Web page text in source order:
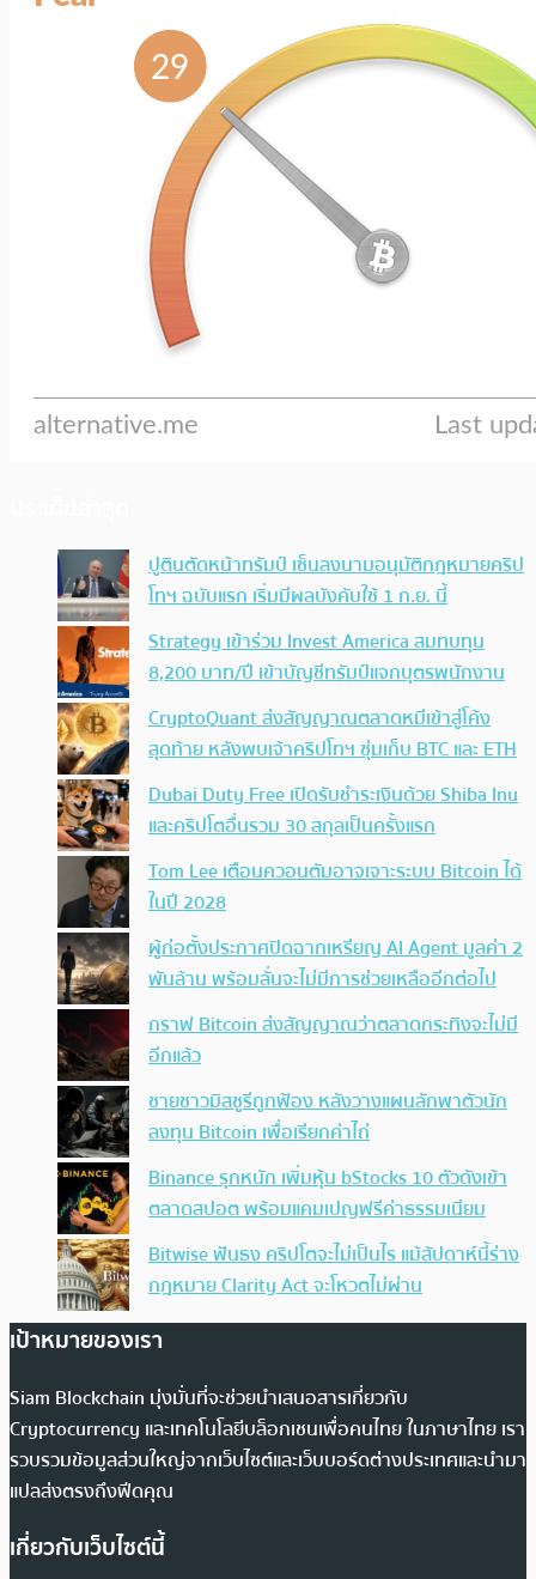
ปูตินตัดหน้าทรัมป์ เซ็นลงนามอนุมัติกฎหมายคริป
โทฯ ฉบับแรก เริ่มมีผลบังคับใช้ 1 ก.ย. นี้
Strategy เข้าร่วม Invest America สมทบทุน
8,200 บาท/ปี เข้าบัญชีทรัมป์แจกบุตรพนักงาน
CryptoQuant ส่งสัญญาณตลาดหมีเข้าสู่โค้ง
สุดท้าย หลังพบเจ้าคริปโทฯ ซุ่มเก็บ BTC และ ETH
Dubai Duty Free เปิดรับชำระเงินด้วย Shiba Inu
และคริปโตอื่นรวม 30 สกุลเป็นครั้งแรก
Tom Lee เตือนควอนตัมอาจเจาะระบบ Bitcoin ได้
ในปี 2028
ผู้ก่อตั้งประกาศปิดฉากเหรียญ AI Agent มูลค่า 2
พันล้าน พร้อมลั่นจะไม่มีการช่วยเหลืออีกต่อไป
กราฟ Bitcoin ส่งสัญญาณว่าตลาดกระทิงจะไม่มี
อีกแล้ว
ชายชาวมิสซูรีถูกฟ้อง หลังวางแผนลักพาตัวนัก
ลงทุน Bitcoin เพื่อเรียกค่าไถ่
Binance รุกหนัก เพิ่มหุ้น bStocks 10 ตัวดังเข้า
ตลาดสปอต พร้อมแคมเปญฟรีค่าธรรมเนียม
Bitwise ฟันธง คริปโตจะไม่เป็นไร แม้สัปดาห์นี้ร่าง
กฎหมาย Clarity Act จะโหวตไม่ผ่าน
เป้าหมายของเรา
Siam Blockchain มุ่งมั่นที่จะช่วยนำเสนอสารเกี่ยวกับ
Cryptocurrency และเทคโนโลยีบล็อกเชนเพื่อคนไทย ในภาษาไทย เรา
รวบรวมข้อมูลส่วนใหญ่จากเว็บไซต์และเว็บบอร์ดต่างประเทศและนำมา
แปลส่งตรงถึงฟีดคุณ
เกี่ยวกับเว็บไซต์นี้